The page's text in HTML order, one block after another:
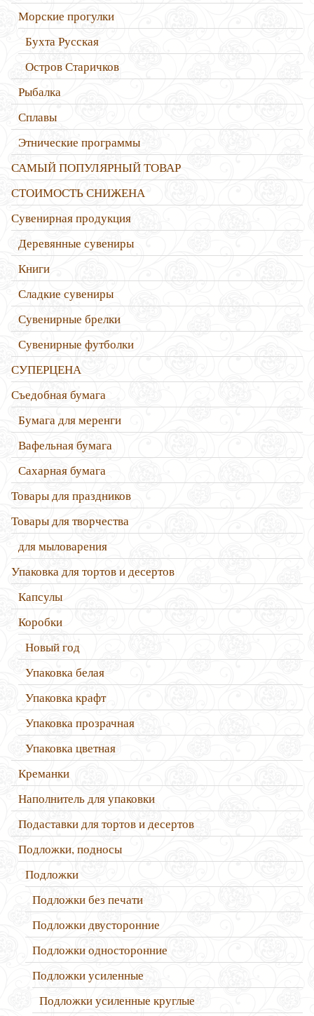
Морские прогулки
Бухта Русская
Остров Старичков
Рыбалка
Сплавы
Этнические программы
САМЫЙ ПОПУЛЯРНЫЙ ТОВАР
СТОИМОСТЬ СНИЖЕНА
Сувенирная продукция
Деревянные сувениры
Книги
Сладкие сувениры
Сувенирные брелки
Сувенирные футболки
СУПЕРЦЕНА
Съедобная бумага
Бумага для меренги
Вафельная бумага
Сахарная бумага
Товары для праздников
Товары для творчества
для мыловарения
Упаковка для тортов и десертов
Капсулы
Коробки
Новый год
Упаковка белая
Упаковка крафт
Упаковка прозрачная
Упаковка цветная
Креманки
Наполнитель для упаковки
Подаставки для тортов и десертов
Подложки, подносы
Подложки
Подложки без печати
Подложки двусторонние
Подложки односторонние
Подложки усиленные
Подложки усиленные круглые